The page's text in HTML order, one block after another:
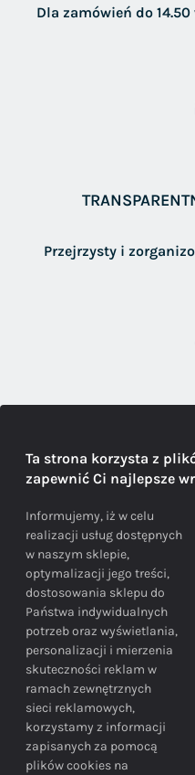
Dla zamówień do
Przejrzysty i
Doradzamy na
Bezpieczne
Ta strona korzysta z
zapewnić Ci najlepsze
Informujemy, iż w celu
realizacji usług dostępnych
w naszym sklepie,
optymalizacji jego treści,
dostosowania sklepu do
Państwa indywidualnych
potrzeb oraz wyświetlania,
personalizacji i mierzenia
skuteczności reklam w
ramach zewnętrznych
sieci reklamowych,
korzystamy z informacji
zapisanych za pomocą
plików cookies na